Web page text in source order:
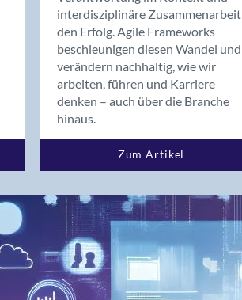
Bern - Liebefeld
Bolligen
Bonaduz
Bonstetten
Bottighofen
Bremgarten bei Bern
interdisziplinäre Zusammenarbeit
den Erfolg. Agile Frameworks
beschleunigen diesen Wandel und
verändern nachhaltig, wie wir
arbeiten, führen und Karriere
denken – auch über die Branche
hinaus.
Zum Artikel